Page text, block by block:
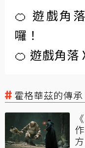
🍊 遊戲角
囉！
🍊 遊戲角落
霍格華茲的傳